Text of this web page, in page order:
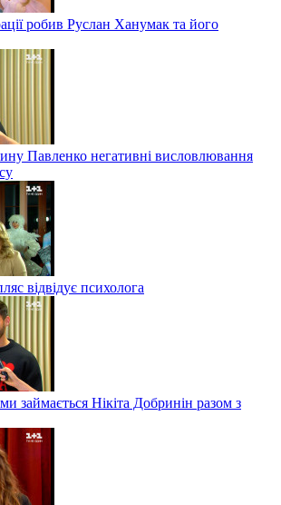
робив Руслан Ханумак та його
Павленко негативні висловлювання
відвідує психолога
займається Нікіта Добринін разом з